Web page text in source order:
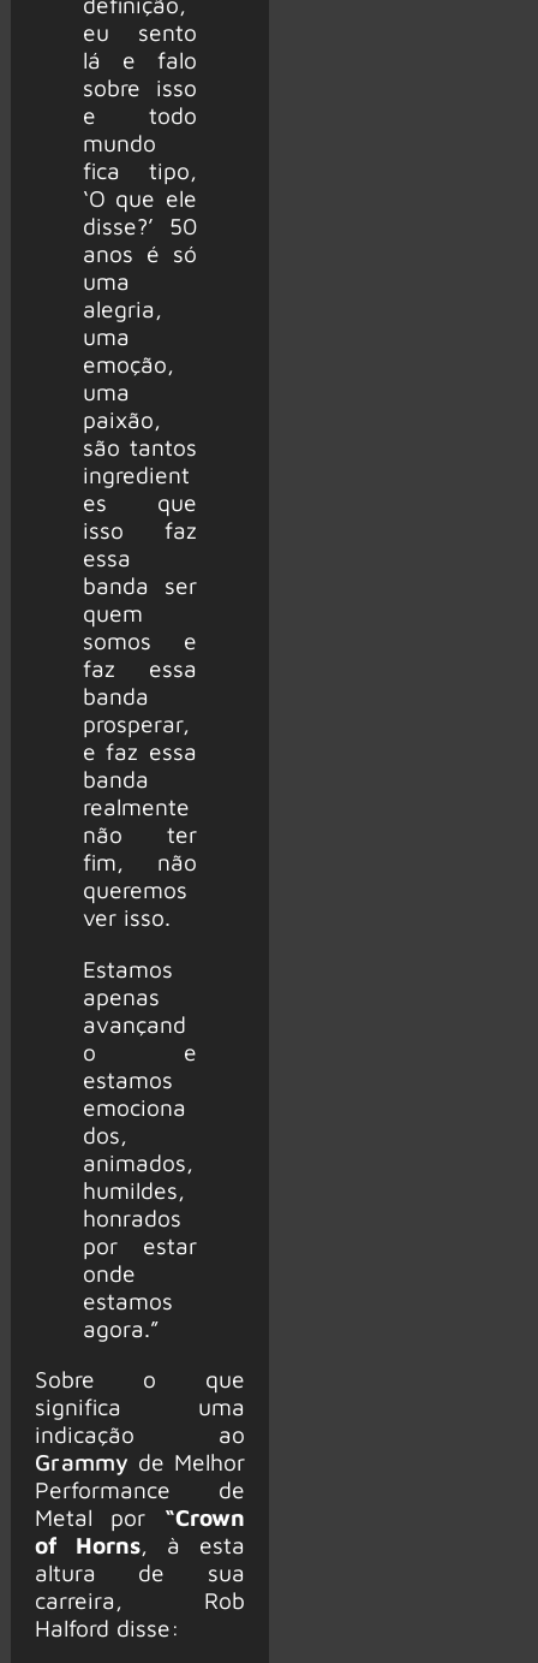
eu sento
lá e falo
sobre isso
e todo
mundo
fica tipo,
‘O que ele
disse?’ 50
anos é só
uma
alegria,
uma
emoção,
uma
paixão,
são tantos
ingredient
es que
isso faz
essa
banda ser
quem
somos e
faz essa
banda
prosperar,
e faz essa
banda
realmente
não ter
fim, não
queremos
ver isso.
Estamos
apenas
avançand
o e
estamos
emociona
dos,
animados,
humildes,
honrados
por estar
onde
estamos
agora.”
Sobre o que
significa uma
indicação ao
Grammy de Melhor
Performance de
Metal por “Crown
of Horns, à esta
altura de sua
carreira, Rob
Halford disse: